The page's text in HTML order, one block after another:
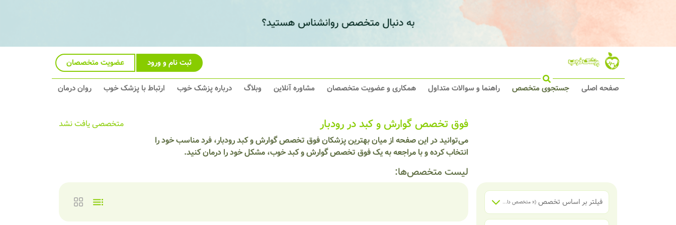
ثبت نام و ورود عضویت متخصصان
صفحه اصلی جستجوی متخصص راهنما و سوالات متداول همکاری و عضویت متخصصان مشاوره آنلاین وبلاگ درباره پزشک خوب ارتباط با پزشک خوب روان درمان
فوق تخصص گوارش و کبد در رودبار
می‌توانید در این صفحه از میان بهترین پزشکان فوق تخصص گوارش و کبد رودبار، فرد مناسب خود را
انتخاب کرده و با مراجعه به یک فوق تخصص گوارش و کبد خوب، مشکل خود را درمان کنید.
لیست متخصص‌ها:
متخصصی یافت نشد
فیلتر بر اساس تخصص (x متخصص داخلی )